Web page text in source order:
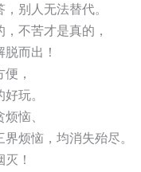
别人无法替代。
不苦才是真的，
而出！
，
玩。
恼、
烦恼，均消失殆尽。
！